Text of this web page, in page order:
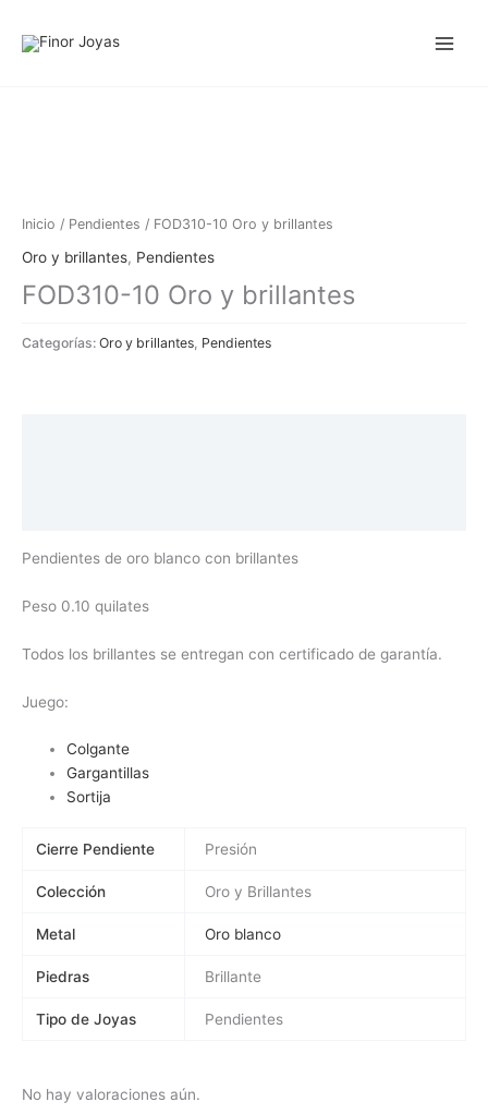
Inicio / Pendientes / FOD310-10 Oro y brillantes
Oro y brillantes, Pendientes
FOD310-10 Oro y brillantes
Categorías: Oro y brillantes Pendientes
Pendientes de oro blanco con brillantes
Peso 0.10 quilates
Todos los brillantes se entregan con certificado de garantía.
Juego:
Colgante
Gargantillas
Sortija
Cierre Pendiente Presión
Colección Oro y Brillantes
Metal Oro blanco
Piedras Brillante
Tipo de Joyas Pendientes
No hay valoraciones aún.